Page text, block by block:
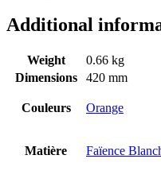
Additional
Weight
0.66 kg
Dimensions
420 mm
Couleurs Orange
Matière Faïence